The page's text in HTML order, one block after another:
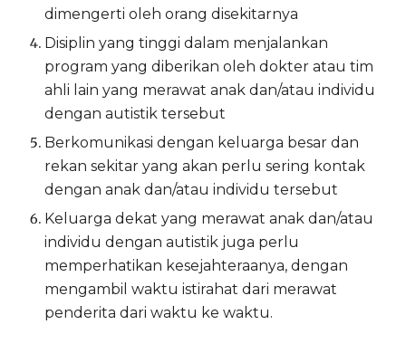
dimengerti oleh orang disekitarnya
Disiplin yang tinggi dalam menjalankan
program yang diberikan oleh dokter atau tim
ahli lain yang merawat anak dan/atau individu
dengan autistik tersebut
Berkomunikasi dengan keluarga besar dan
rekan sekitar yang akan perlu sering kontak
dengan anak dan/atau individu tersebut
Keluarga dekat yang merawat anak dan/atau
individu dengan autistik juga perlu
memperhatikan kesejahteraanya, dengan
mengambil waktu istirahat dari merawat
penderita dari waktu ke waktu.